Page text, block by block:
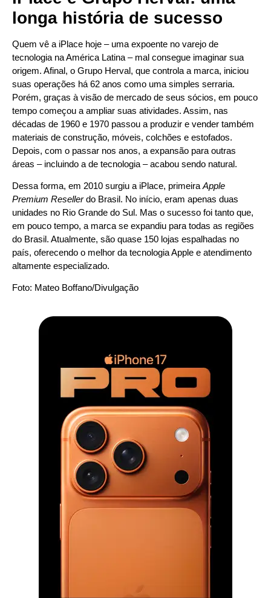
longa história de sucesso
Quem vê a iPlace hoje – uma expoente no varejo de
tecnologia na América Latina – mal consegue imaginar sua
origem. Afinal, o Grupo Herval, que controla a marca, iniciou
suas operações há 62 anos como uma simples serraria.
Porém, graças à visão de mercado de seus sócios, em pouco
tempo começou a ampliar suas atividades. Assim, nas
décadas de 1960 e 1970 passou a produzir e vender também
materiais de construção, móveis, colchões e estofados.
Depois, com o passar nos anos, a expansão para outras
áreas – incluindo a de tecnologia – acabou sendo natural.
Dessa forma, em 2010 surgiu a iPlace, primeira Apple
Premium Resellerdo Brasil. No início, eram apenas duas
unidades no Rio Grande do Sul. Mas o sucesso foi tanto que,
em pouco tempo, a marca se expandiu para todas as regiões
do Brasil. Atualmente, são quase 150 lojas espalhadas no
país, oferecendo o melhor da tecnologia Apple e atendimento
altamente especializado.
Foto: Mateo Boffano/Divulgação